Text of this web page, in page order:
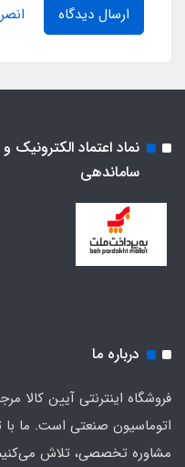
ارسال دیدگاه
نماد اعتماد الکترونیک و
ساماندهی
درباره ما
فروشگاه اینترنتی آیین کالا
اتوماسیون صنعتی است. ما با
مشاوره تخصصی، تلاش